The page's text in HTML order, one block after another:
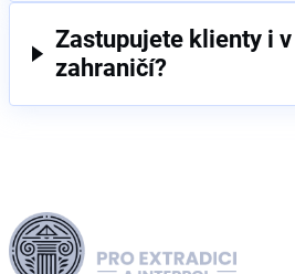
Zastupujete klienty i v
zahraničí?